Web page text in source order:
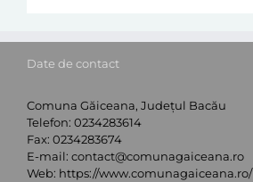
Date de contact
Comuna Găiceana, Județul Bacău
Telefon: 0234283614
Fax: 0234283674
E-mail: contact@comunagaiceana.ro
Web: https://www.comunagaiceana.ro/